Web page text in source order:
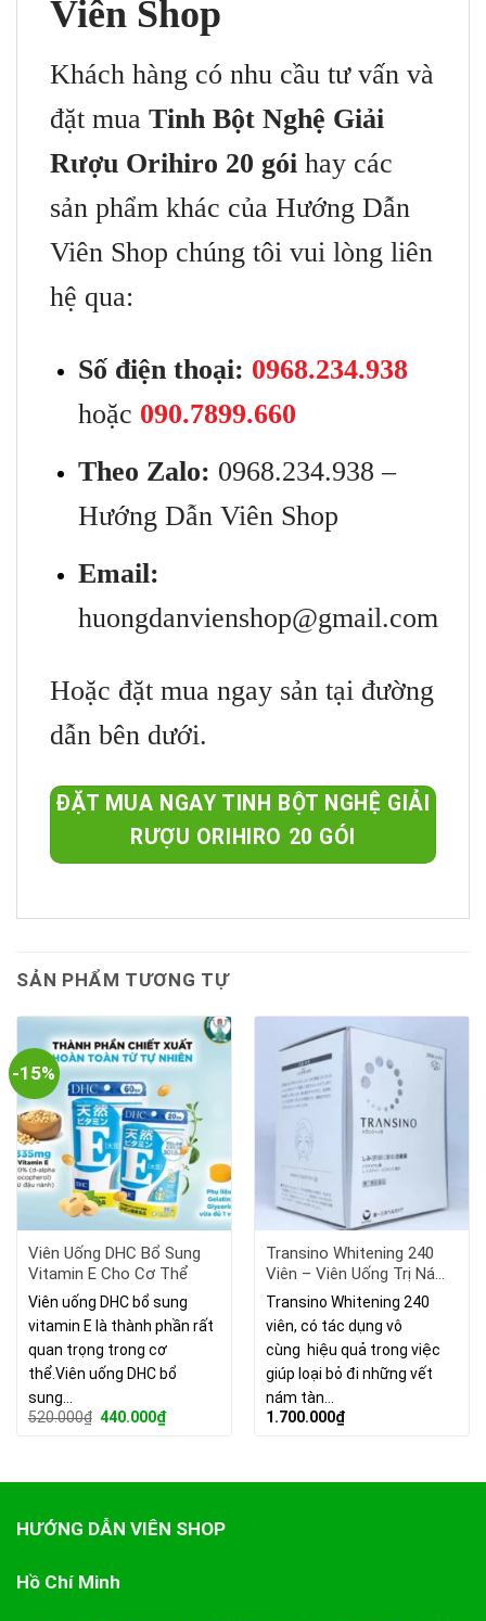
Viên Shop
Khách hàng có nhu cầu tư vấn và
đặt mua Tinh Bột Nghệ Giải
Rượu Orihiro 20 gói hay các
sản phẩm khác của Hướng Dẫn
Viên Shop chúng tôi vui lòng liên
hệ qua:
Số điện thoại: 0968.234.938
hoặc 090.7899.660
Theo Zalo: 0968.234.938 –
Hướng Dẫn Viên Shop
Email:
huongdanvienshop@gmail.com
Hoặc đặt mua ngay sản tại đường
dẫn bên dưới.
ĐẶT MUA NGAY TINH BỘT NGHỆ GIẢI
RƯỢU ORIHIRO 20 GÓI
SẢN PHẨM TƯƠNG TỰ
-15%
Viên Uống DHC Bổ Sung
Vitamin E Cho Cơ Thể
Viên uống DHC bổ sung
vitamin E là thành phần rất
quan trọng trong cơ
thể.Viên uống DHC bổ
sung…
520.000₫ Giá
440.000₫Giá
hiện
Transino Whitening 240
Viên – Viên Uống Trị Nám
Da Số 1 Nhật Bản
Transino Whitening 240
viên, có tác dụng vô
cùng hiệu quả trong việc
giúp loại bỏ đi những vết
nám tàn…
1.700.000₫
HƯỚNG DẪN VIÊN SHOP
Hồ Chí Minh